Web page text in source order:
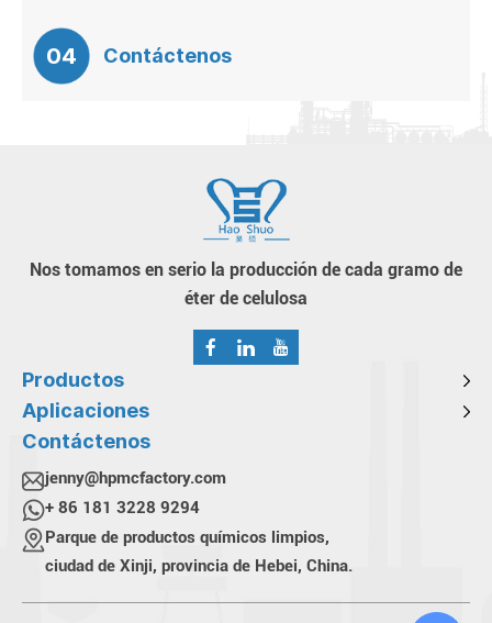
04 Contáctenos
Nos tomamos en serio la producción de cada gramo de
éter de celulosa
Productos
Aplicaciones
Contáctenos
jenny@hpmcfactory.com
+ 86 181 3228 9294
Parque de productos químicos limpios,
ciudad de Xinji, provincia de Hebei, China.